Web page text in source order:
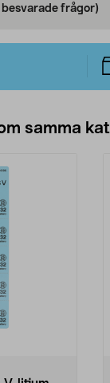
besvarade frågor)
samma